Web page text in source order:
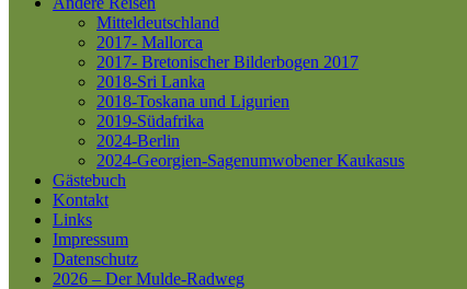
Mitteldeutschland
2017- Mallorca
2017- Bretonischer Bilderbogen 2017
2018-Sri Lanka
2018-Toskana und Ligurien
2019-Südafrika
2024-Berlin
2024-Georgien-Sagenumwobener Kaukasus
Gästebuch
Kontakt
Links
Impressum
Datenschutz
2026 – Der Mulde-Radweg